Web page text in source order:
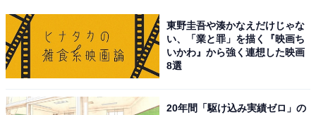
東野圭吾や湊かなえだけじゃな
い、「業と罪」を描く『映画ち
いかわ』から強く連想した映画
8選
20年間「駆け込み実績ゼロ」の